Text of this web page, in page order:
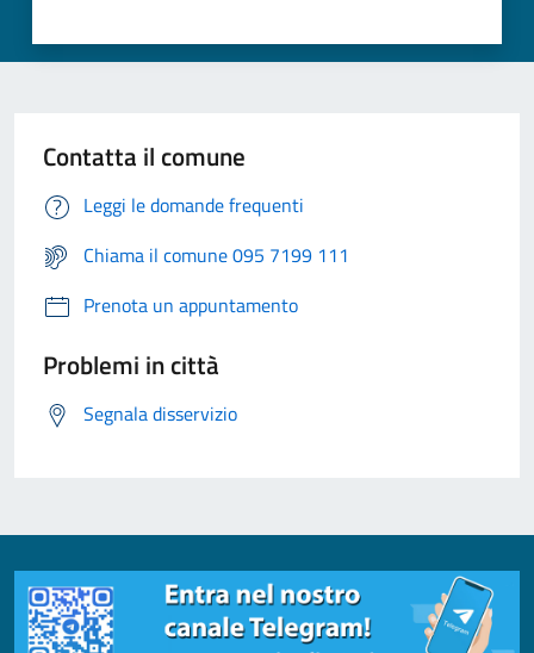
Contatta il comune
Leggi le domande frequenti
Chiama il comune 095 7199 111
Prenota un appuntamento
Problemi in città
Segnala disservizio